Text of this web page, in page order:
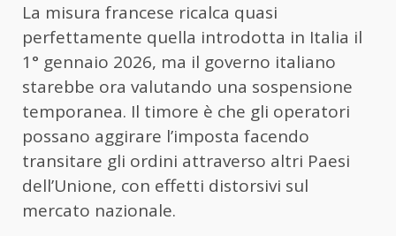
La misura francese ricalca quasi
perfettamente quella introdotta in Italia il
1° gennaio 2026, ma il governo italiano
starebbe ora valutando una sospensione
temporanea. Il timore è che gli operatori
possano aggirare l’imposta facendo
transitare gli ordini attraverso altri Paesi
dell’Unione, con effetti distorsivi sul
mercato nazionale.